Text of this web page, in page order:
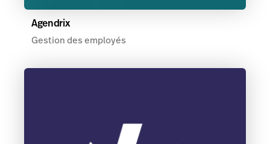
Agendrix
Gestion des employés